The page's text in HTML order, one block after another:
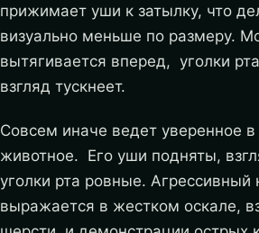
прижимает уши к затылку, что
визуально меньше по размеру.
вытягивается вперед, уголки
взгляд тускнеет.
Совсем иначе ведет уверенное в
животное. Его уши подняты,
уголки рта ровные. Агрессивный
выражается в жестком оскале,